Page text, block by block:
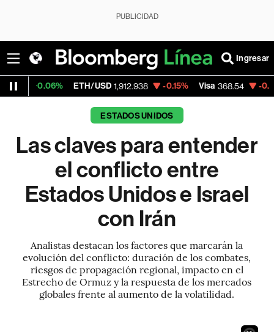
PUBLICIDAD
Ingresar
ETH/USD 1,912.938 -0.15% Visa 368.54 -0.28%
ESTADOS UNIDOS
Las claves para entender
el conflicto entre
Estados Unidos e Israel
con Irán
Analistas destacan los factores que marcarán la
evolución del conflicto: duración de los combates,
riesgos de propagación regional, impacto en el
Estrecho de Ormuz y la respuesta de los mercados
globales frente al aumento de la volatilidad.